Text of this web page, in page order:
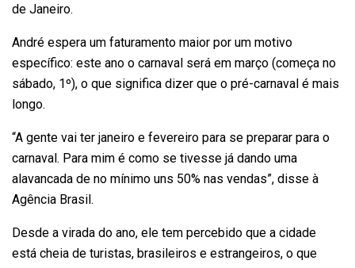
de Janeiro.
André espera um faturamento maior por um motivo
específico: este ano o carnaval será em março (começa no
sábado, 1º), o que significa dizer que o pré-carnaval é mais
longo.
“A gente vai ter janeiro e fevereiro para se preparar para o
carnaval. Para mim é como se tivesse já dando uma
alavancada de no mínimo uns 50% nas vendas”, disse à
Agência Brasil.
Desde a virada do ano, ele tem percebido que a cidade
está cheia de turistas, brasileiros e estrangeiros, o que